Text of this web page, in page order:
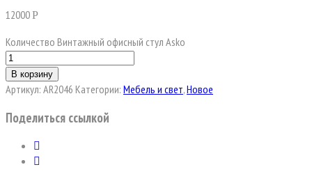
12000Р
Количество Винтажный офисный стул Asko
В корзину
Артикул: AR2046 Категории: Мебель и свет,Новое
Поделиться ссылкой